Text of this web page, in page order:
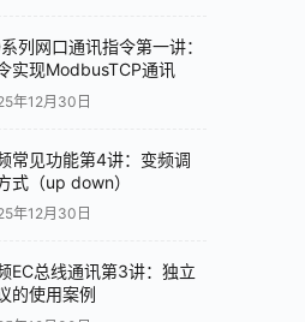
列网口通讯指令第一讲：
实现ModbusTCP通讯
年12月30日
常见功能第4讲：变频调
式（up down）
年12月30日
EC总线通讯第3讲：独立
的使用案例